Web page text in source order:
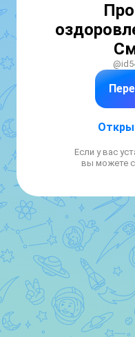
Если у вас
вы можете